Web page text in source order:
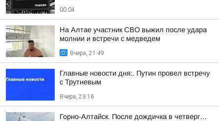
00:04
На Алтае участник СВО выжил после удара
молнии и встречи с медведем
Вчера, 21:49
Главные новости дня:. Путин провел встречу
с Трутневым
Вчера, 23:16
Горно-Алтайск. После дождичка в четверг…